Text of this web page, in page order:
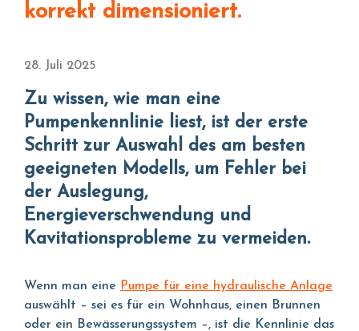
korrekt dimensioniert.
28. Juli 2025
Zu wissen, wie man eine
Pumpenkennlinie liest, ist der erste
Schritt zur Auswahl des am besten
geeigneten Modells, um Fehler bei
der Auslegung,
Energieverschwendung und
Kavitationsprobleme zu vermeiden.
Wenn man eine Pumpe für eine hydraulische Anlage
auswählt – sei es für ein Wohnhaus, einen Brunnen
oder ein Bewässerungssystem –, ist die Kennlinie das